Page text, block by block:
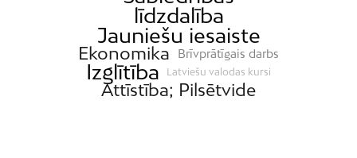
līdzdalība
Jauniešu iesaiste
Ekonomika Brīvprātīgais darbs
Izglītība Latviešu valodas kursi
Attīstība; Pilsētvide